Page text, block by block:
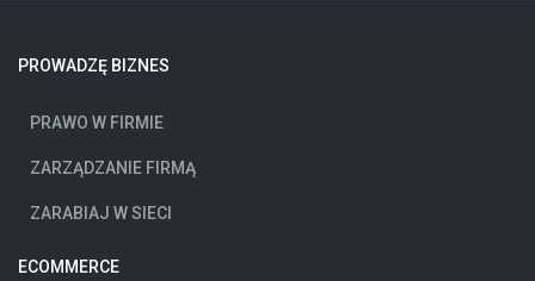
PROWADZĘ BIZNES
PRAWO W FIRMIE
ZARZĄDZANIE FIRMĄ
ZARABIAJ W SIECI
ECOMMERCE